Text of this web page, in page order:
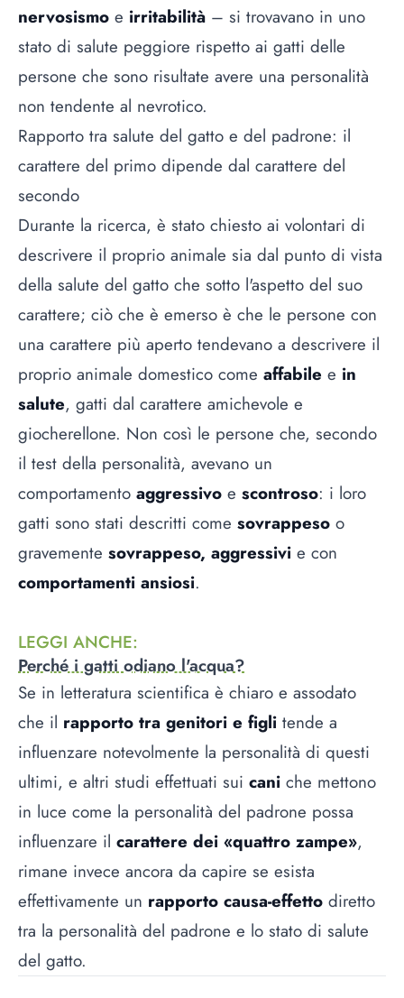
nervosismo e irritabilità – si trovavano in uno
stato di salute peggiore rispetto ai gatti delle
persone che sono risultate avere una personalità
non tendente al nevrotico.
Rapporto tra salute del gatto e del padrone: il
carattere del primo dipende dal carattere del
secondo
Durante la ricerca, è stato chiesto ai volontari di
descrivere il proprio animale sia dal punto di vista
della salute del gatto che sotto l'aspetto del suo
carattere; ciò che è emerso è che le persone con
una carattere più aperto tendevano a descrivere il
proprio animale domestico come affabile e in
salute, gatti dal carattere amichevole e
giocherellone. Non così le persone che, secondo
il test della personalità, avevano un
comportamento aggressivo e scontroso: i loro
gatti sono stati descritti come sovrappeso o
gravemente sovrappeso, aggressivi e con
comportamenti ansiosi.
LEGGI ANCHE:
Perché i gatti odiano l'acqua?
Se in letteratura scientifica è chiaro e assodato
che il rapporto tra genitori e figli tende a
influenzare notevolmente la personalità di questi
ultimi, e altri studi effettuati sui cani che mettono
in luce come la personalità del padrone possa
influenzare il carattere dei «quattro zampe»,
rimane invece ancora da capire se esista
effettivamente un rapporto causa-effetto diretto
tra la personalità del padrone e lo stato di salute
del gatto.